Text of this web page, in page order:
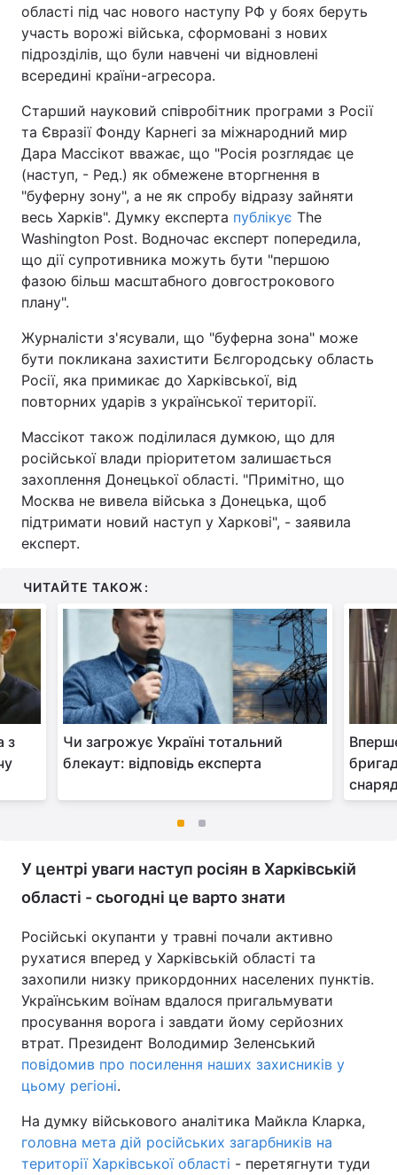
області під час нового наступу РФ у боях беруть
участь ворожі війська, сформовані з нових
підрозділів, що були навчені чи відновлені
всередині країни-агресора.
Старший науковий співробітник програми з Росії
та Євразії Фонду Карнегі за міжнародний мир
Дара Массікот вважає, що "Росія розглядає це
(наступ, - Ред.) як обмежене вторгнення в
"буферну зону", а не як спробу відразу зайняти
весь Харків". Думку експерта публікує The
Washington Post. Водночас експерт попередила,
що дії супротивника можуть бути "першою
фазою більш масштабного довгострокового
плану".
Журналісти з'ясували, що "буферна зона" може
бути покликана захистити Бєлгородську область
Росії, яка примикає до Харківської, від
повторних ударів з української території.
Массікот також поділилася думкою, що для
російської влади пріоритетом залишається
захоплення Донецької області. "Примітно, що
Москва не вивела війська з Донецька, щоб
підтримати новий наступ у Харкові", - заявила
експерт.
ЧИТАЙТЕ ТАКОЖ:
з
Чи загрожує Україні тотальний
блекаут: відповідь експерта
У центрі уваги наступ росіян в Харківській
області - сьогодні це варто знати
Російські окупанти у травні почали активно
рухатися вперед у Харківській області та
захопили низку прикордонних населених пунктів.
Українським воїнам вдалося пригальмувати
просування ворога і завдати йому серйозних
втрат. Президент Володимир Зеленський
повідомив про посилення наших захисників у
цьому регіоні.
На думку військового аналітика Майкла Кларка,
головна мета дій російських загарбників на
території Харківської області - перетягнути туди